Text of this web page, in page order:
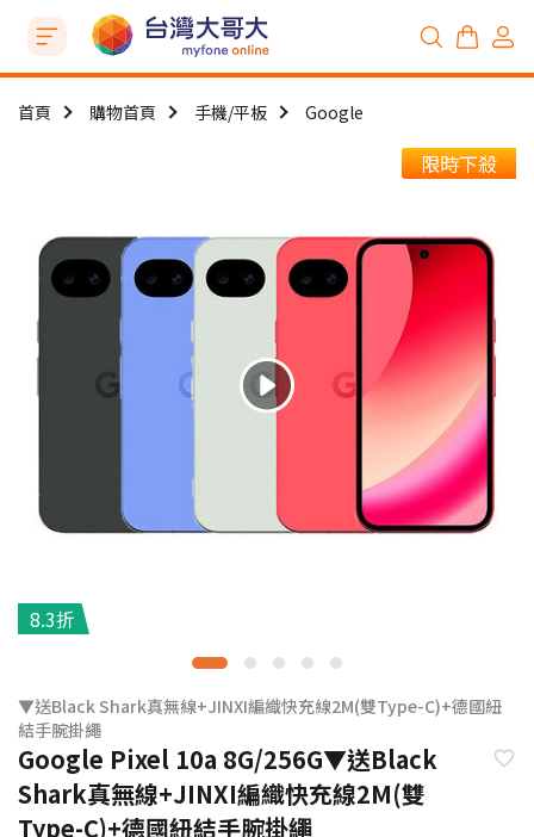
首頁 購物首頁 手機/平板 Google
限時下殺
8.3折
▼送Black Shark真無線+JINXI編織快充線2M(雙Type-C)+德國紐
結手腕掛繩
Google Pixel 10a 8G/256G▼送Black
Shark真無線+JINXI編織快充線2M(雙
Type-C)+德國紐結手腕掛繩